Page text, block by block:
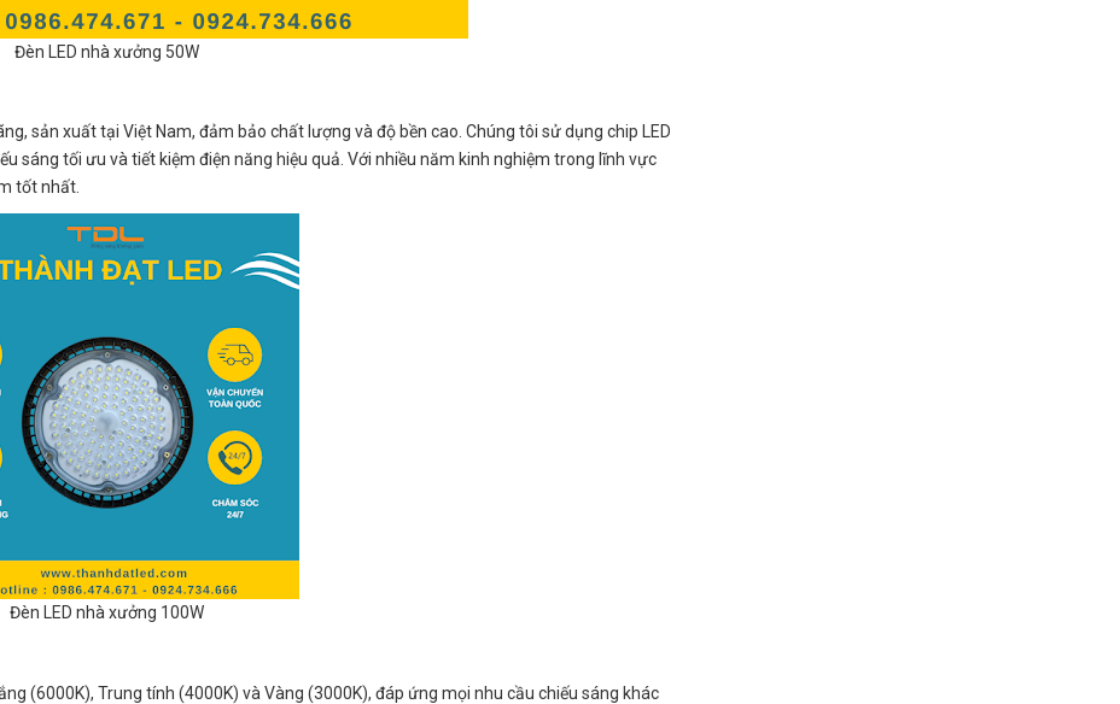
Đèn LED nhà xưởng 50W
sản xuất tại Việt Nam, đảm bảo chất lượng và độ bền cao. Chúng tôi sử dụng chip LED
sáng tối ưu và tiết kiệm điện năng hiệu quả. Với nhiều năm kinh nghiệm trong lĩnh vực
tốt nhất.
Đèn LED nhà xưởng 100W
(6000K), Trung tính (4000K) và Vàng (3000K), đáp ứng mọi nhu cầu chiếu sáng khác